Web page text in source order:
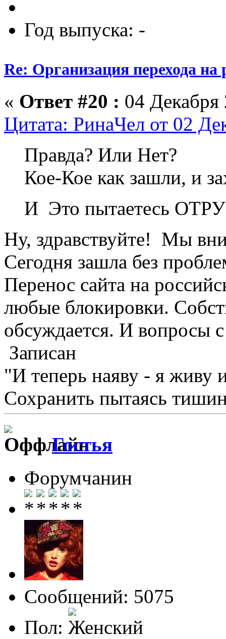
Год выпуска: -
Re: Организация перехода на
« Ответ #20 : 04
Цитата: РинаЧел от 02
Правда? Или Нет?
Кое-Кое как зашли, и
И Это пытаетесь
Ну, здравствуйте! Мы
Сегодня зашла без
Перенос сайта на
любые блокировки.
обсуждается. И вопросы
Записан
"И теперь наяву - я живу
Сохранить пытаясь
Гостья
Форумчанин
Сообщений: 5075
Пол: